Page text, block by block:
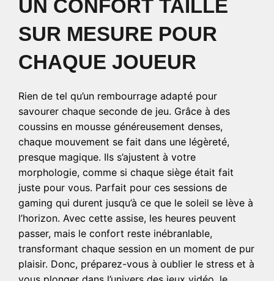
UN CONFORT TAILLÉ
SUR MESURE POUR
CHAQUE JOUEUR
Rien de tel qu’un rembourrage adapté pour
savourer chaque seconde de jeu. Grâce à des
coussins en mousse généreusement denses,
chaque mouvement se fait dans une légèreté,
presque magique. Ils s’ajustent à votre
morphologie, comme si chaque siège était fait
juste pour vous. Parfait pour ces sessions de
gaming qui durent jusqu’à ce que le soleil se lève à
l’horizon. Avec cette assise, les heures peuvent
passer, mais le confort reste inébranlable,
transformant chaque session en un moment de pur
plaisir. Donc, préparez-vous à oublier le stress et à